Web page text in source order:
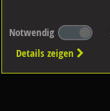
Notwendig
Details zeigen